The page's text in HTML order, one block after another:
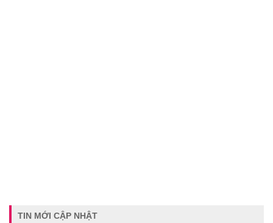
TIN MỚI CẬP NHẬT